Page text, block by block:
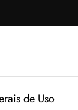
de Uso